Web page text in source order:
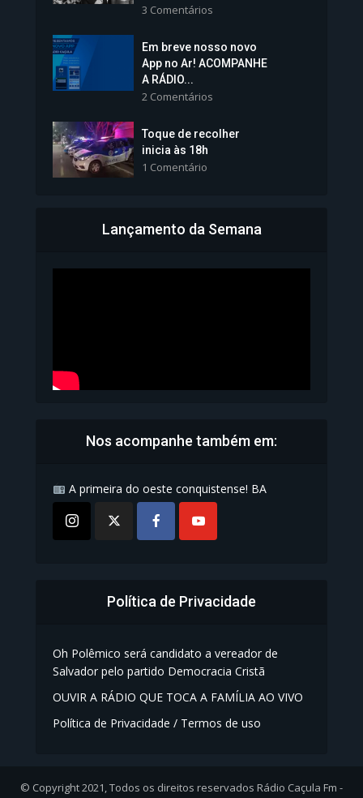
Vice-Prefeita Sheila Lemos
tomará posse nesta...
1.101 Modos de exibição
Bahia inicia emissão da
3 Comentários
Em breve nosso novo
App no Ar! ACOMPANHE
A RÁDIO...
2 Comentários
Toque de recolher
inicia às 18h
1 Comentário
Lançamento da Semana
Nos acompanhe também em:
A primeira do oeste conquistense! BA
Política de Privacidade
Oh Polêmico será candidato a vereador de
Salvador pelo partido Democracia Cristã
OUVIR A RÁDIO QUE TOCA A FAMÍLIA AO VIVO
Política de Privacidade / Termos de uso
© Copyright 2021, Todos os direitos reservados Rádio Caçula Fm -